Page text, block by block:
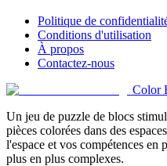
Politique de
Conditions d'utilisation
À propos
Contactez-nous
Color
Un jeu de puzzle de blocs
pièces colorées dans des
l'espace et vos compétences
plus en plus complexes.